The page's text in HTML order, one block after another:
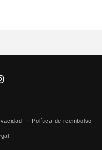
Política de reembolso